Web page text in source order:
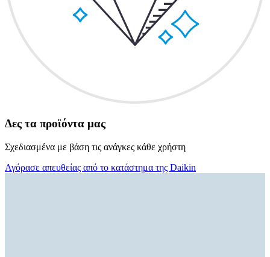
Δες τα προϊόντα μας
Σχεδιασμένα με βάση τις ανάγκες κάθε χρήστη
Αγόρασε απευθείας από το κατάστημα της Daikin